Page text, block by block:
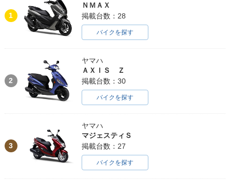
1
ＮＭＡＸ
掲載台数：28
バイクを探す
2
ヤマハ
ＡＸＩＳ Ｚ
掲載台数：30
バイクを探す
3
ヤマハ
マジェスティＳ
掲載台数：27
バイクを探す